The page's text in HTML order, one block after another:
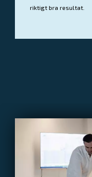
riktigt bra resultat.